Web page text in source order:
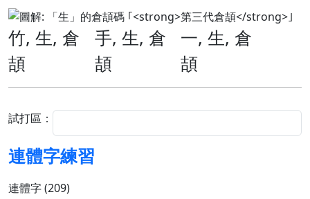
竹, 生, 倉
頡
手, 生, 倉
頡
一, 生, 倉
頡
試打區：
連體字練習
連體字 (209)